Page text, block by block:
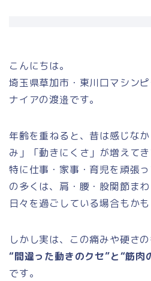
こんにちは。
埼玉県草加市・東川口マシン
ナイアの渡邉です。
年齢を重ねると、昔は感じな
み」「動きにくさ」が増えて
特に仕事・家事・育児を頑張
の多くは、肩・腰・股関節ま
日々を過ごしている場合もかも
しかし実は、この痛みや硬さ
“間違った動きのクセ”と“筋肉
です。